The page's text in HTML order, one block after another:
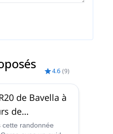
4.6 (9)
de Bavella à
de
cette randonnée